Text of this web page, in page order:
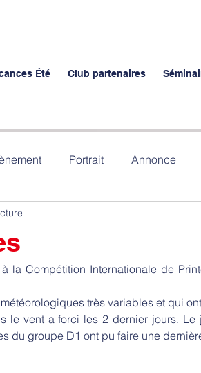
Été Club partenaires
Portrait Annonce
la Compétition Internationale de
très variables et qui
le vent a forci les 2 dernier jours.
du groupe D1 ont pu faire une